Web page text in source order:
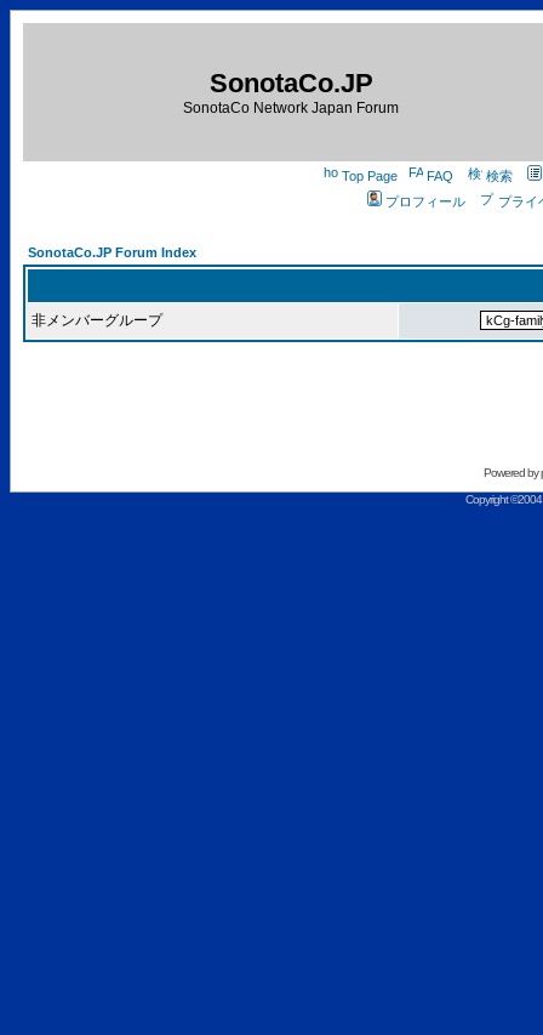
SonotaCo.JP
SonotaCo Network Japan Forum
Top Page FAQ
検索
プロフィール
プライ
SonotaCo.JP Forum Index
非メンバーグループ
Powered by
Copyright ©2004